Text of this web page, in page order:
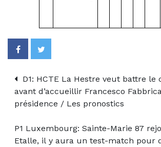
D1: HCTE La Hestre veut battre le
avant d’accueillir Francesco
présidence / Les pronostics
P1 Luxembourg: Sainte-Marie 87
Etalle, il y aura un test-match pour